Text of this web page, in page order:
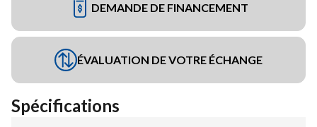
DEMANDE DE FINANCEMENT
ÉVALUATION DE VOTRE ÉCHANGE
Spécifications